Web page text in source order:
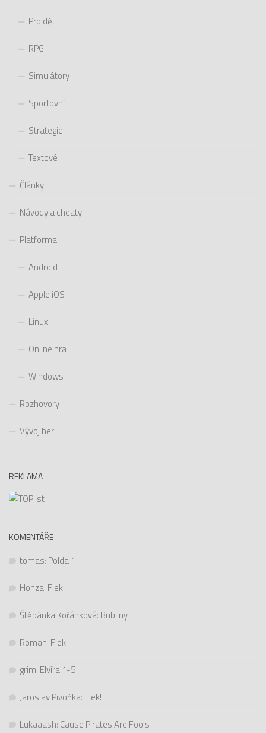
Pro děti
RPG
Simulátory
Sportovní
Strategie
Textové
Články
Návody a cheaty
Platforma
Android
Apple iOS
Linux
Online hra
Windows
Rozhovory
Vývoj her
REKLAMA
KOMENTÁŘE
tomas: Polda 1
Honza: Flek!
Štěpánka Kořánková: Bubliny
Roman: Flek!
grim: Elvíra 1-5
Jaroslav Pivoňka: Flek!
Lukaaash: Cause Pirates Are Fools